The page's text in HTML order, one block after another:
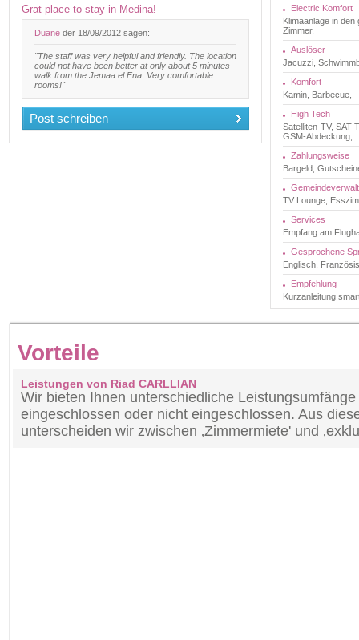
Electric Komfort
Klimaanlage in
Zimmer,
Auslöser
Jacuzzi,
Komfort
Kamin, Barbecue,
High Tech
Satelliten-TV, SAT
GSM-Abdeckung,
Zahlungsweise
Bargeld,
TV Lounge,
Services
Empfang am
Gesprochene
Englisch,
Empfehlung
Kurzanleitung
Grat place to stay in Medina!
Duane der 18/09/2012 sagen:
"The staff was very helpful and friendly. The location
could not have been better at only about 5 minutes
walk from the Jemaa el Fna. Very comfortable
rooms!"
Post schreiben
Vorteile
Leistungen von Riad CARLLIAN
Wir bieten Ihnen unterschiedliche
eingeschlossen oder nicht eingeschlossen. Aus
unterscheiden wir zwischen ‚Zimmermiete' und